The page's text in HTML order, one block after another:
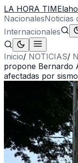
LA HORA TIME
NacionalesNoticias
Internacionales
Inicio/ NOTICIAS/
propone Bernardo
afectadas por